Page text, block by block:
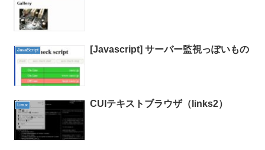
JavaScript [Javascript] サーバー監視っぽいもの
Linux CUIテキストブラウザ（links2）